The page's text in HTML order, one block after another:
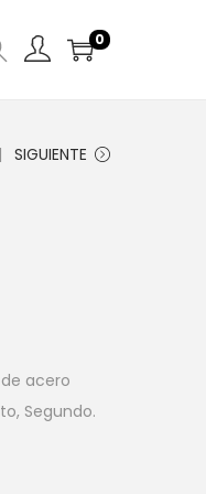
0
SIGUIENTE
acero
Segundo.